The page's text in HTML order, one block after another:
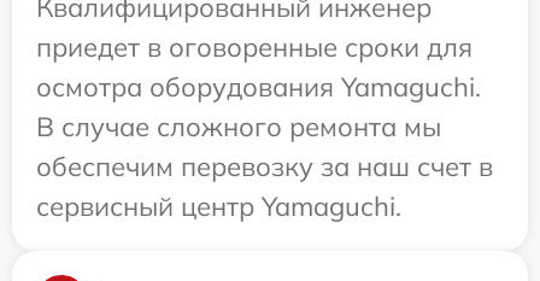
Квалифицированный инженер
приедет в оговоренные сроки для
осмотра оборудования Yamaguchi.
В случае сложного ремонта мы
обеспечим перевозку за наш счет в
сервисный центр Yamaguchi.